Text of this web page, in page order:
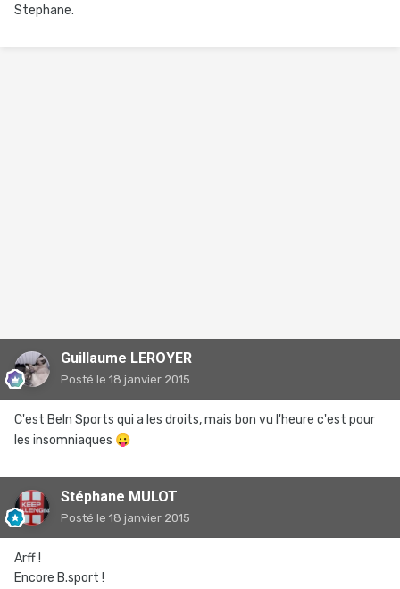
Stephane.
Guillaume LEROYER
Posté le 18 janvier 2015
C'est BeIn Sports qui a les droits, mais bon vu l'heure c'est pour
les insomniaques 😛
Stéphane MULOT
Posté le 18 janvier 2015
Arff !
Encore B.sport !